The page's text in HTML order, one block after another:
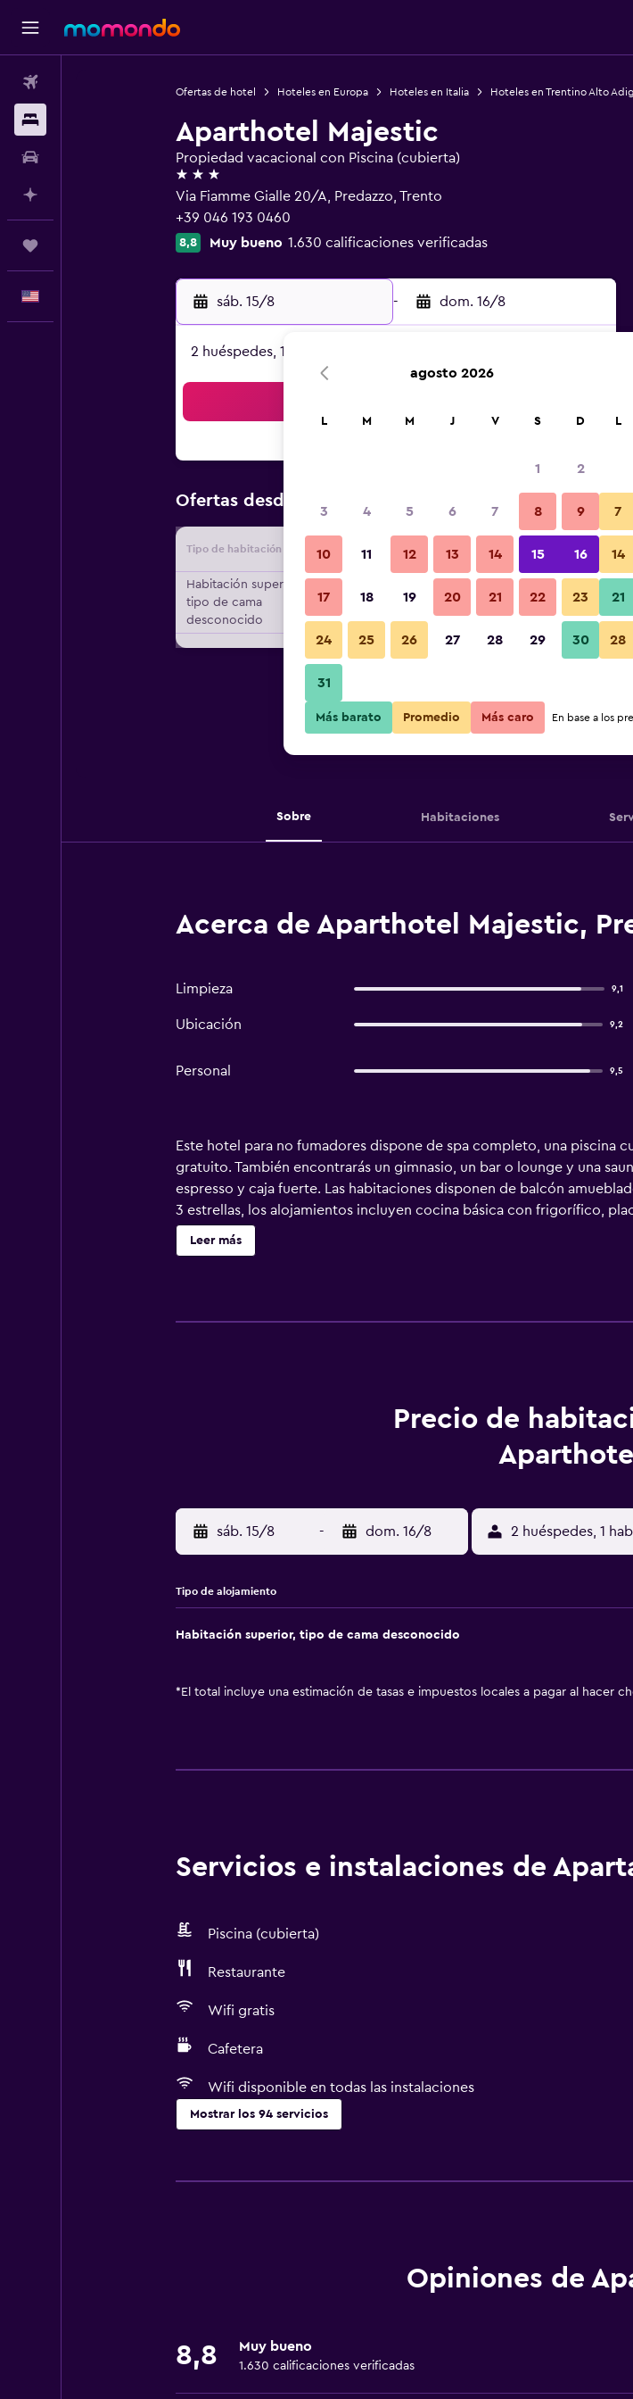
Ofertas de hotel Hoteles en Europa Hoteles en Italia Hoteles en Trentino Alto
Aparthotel Majestic
Propiedad vacacional con Piscina (cubierta)
3 estrellas
Via Fiamme Gialle 20/A, Predazzo, Trento
+39 046 193 0460
8,8 Muy bueno 1.630 calificaciones verificadas
sáb. 15/8 - dom. 16/8
2 huéspedes, 1 habitación
Ofertas desde Oferta más barata de precio por noche
Tipo de habitación Proveedor Total noche
Habitación superior,
tipo de cama
desconocido
$348 Ver oferta
Sobre Habitaciones
Acerca de Aparthotel Majestic,
Limpieza 9,1
Ubicación 9,2
Personal 9,5
Este hotel para no fumadores dispone de spa completo, una piscina
gratuito. También encontrarás un gimnasio, un bar o lounge y una
espresso y caja fuerte. Las habitaciones disponen de balcón
3 estrellas, los alojamientos incluyen cocina básica con frigorífico,
equipados con ducha con cabezal de ducha tipo lluvia, bidé,
televisión de pantalla plana en todas las habitaciones. Los servicios
Leer más
Precio de
sáb. 15/8 - dom. 16/8 2 huéspedes, 1
Tipo de alojamiento
Habitación superior, tipo de cama desconocido
* El total incluye una estimación de tasas e impuestos locales a pagar al hacer
Servicios e instalaciones de
Piscina (cubierta)
Restaurante
Wifi gratis
Cafetera
Wifi disponible en todas las instalaciones
Mostrar los 94 servicios
Tetera eléctrica
Tetera
Opiniones de
8,8 Muy bueno
1.630 calificaciones verificadas
agosto 2026
L M M J V S D
1 2
3 4 5 6 7 8 9
10 11 12 13 14 15 16
17 18 19 20 21 22 23
24 25 26 27 28 29 30
31
L
7
14
21
28
Más barato Promedio Más caro En base a los